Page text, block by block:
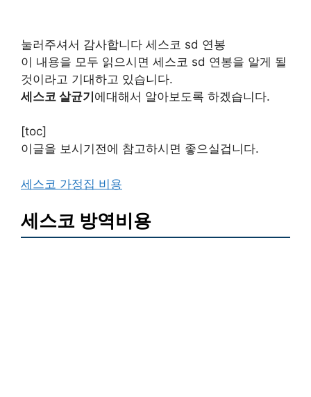
눌러주셔서 감사합니다 세스코 sd 연봉
이 내용을 모두 읽으시면 세스코 sd 연봉을 알게 될
것이라고 기대하고 있습니다.
세스코 살균기에대해서 알아보도록 하겠습니다.
[toc]
이글을 보시기전에 참고하시면 좋으실겁니다.
세스코 가정집 비용
세스코 방역비용